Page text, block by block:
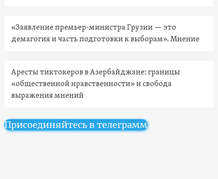
«Заявление премьер-министра Грузии — это
демагогия и часть подготовки к выборам». Мнение
Аресты тиктокеров в Азербайджане: границы
«общественной нравственности» и свобода
выражения мнений
Присоединяйтесь в телеграмм